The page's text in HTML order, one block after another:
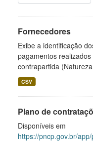
Fornecedores
Exibe a identificação
pagamentos
contrapartida
CSV
Plano de
Disponíveis em
https://pncp.gov.br/